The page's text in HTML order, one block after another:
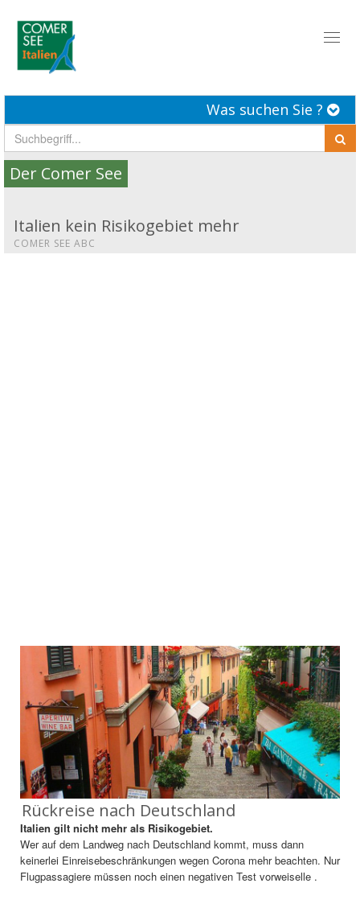
Was suchen Sie ?
Der Comer See
Italien kein Risikogebiet mehr
COMER SEE ABC
Rückreise nach Deutschland
Italien gilt nicht mehr als Risikogebiet.
Wer auf dem Landweg nach Deutschland kommt, muss dann
keinerlei Einreisebeschränkungen wegen Corona mehr beachten. Nur
Flugpassagiere müssen noch einen negativen Test vorweiselle .